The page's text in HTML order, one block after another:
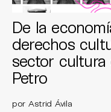
De la
derechos
sector
Petro
por Astrid Ávila